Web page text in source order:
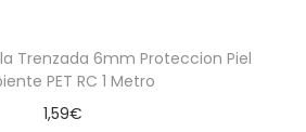
Trenzada 6mm Proteccion Piel
PET RC 1 Metro
1,59€